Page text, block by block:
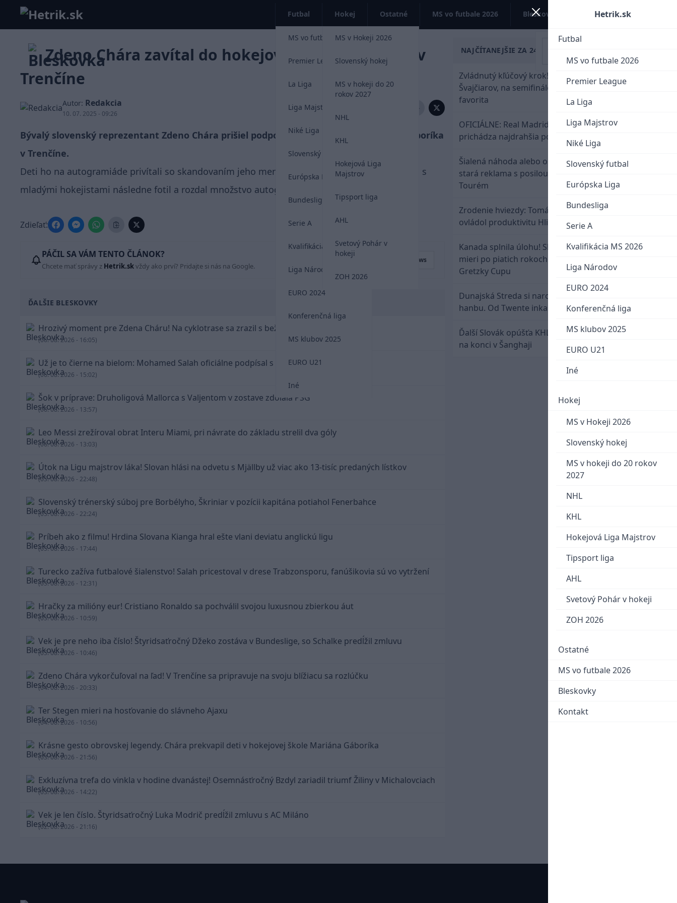
Futbal
MS vo futbale 2026
Premier League
La Liga
Liga Majstrov
Niké Liga
Slovenský futbal
Európska Liga
Bundesliga
Serie A
Kvalifikácia MS 2026
Liga Národov
EURO 2024
Konferenčná liga
MS klubov 2025
EURO U21
Iné
Hokej
MS v Hokeji 2026
Slovenský hokej
MS v hokeji do 20
rokov 2027
NHL
KHL
Hokejová Liga
Majstrov
Tipsport liga
AHL
Svetový Pohár v
hokeji
ZOH 2026
Ostatné MS vo futbale 2026 Bleskovky Kontakt
Hetrik.sk
Futbal
MS vo futbale 2026
Premier League
La Liga
Liga Majstrov
Niké Liga
Slovenský futbal
Európska Liga
Bundesliga
Serie A
Kvalifikácia MS 2026
Liga Národov
EURO 2024
Konferenčná liga
MS klubov 2025
EURO U21
Iné
Hokej
MS v Hokeji 2026
Slovenský hokej
MS v hokeji do 20 rokov
2027
NHL
KHL
Hokejová Liga Majstrov
Tipsport liga
AHL
Svetový Pohár v hokeji
ZOH 2026
Ostatné
MS vo futbale 2026
Bleskovky
Kontakt
Zdeno Chára zavítal do hokejovej školy Gáboríka v
Trenčíne
Autor: Redakcia
10. 07. 2025 - 09:26
Zdieľať:
Bývalý slovenský reprezentant Zdeno Chára prišiel podporiť hokejovú školu Mariána Gáboríka
v Trenčíne.
Deti ho na autogramiáde privítali so skandovaním jeho mena. Budúci člen Siene slávy NHL sa s
mladými hokejistami následne fotil a rozdal množstvo autogramov.
Zdieľať:
PÁČIL SA VÁM TENTO ČLÁNOK?
Chcete mať správy z Hetrik.skvždy ako prví? Pridajte si nás na Google.
Preferovaný zdroj Google News
ĎALŠIE BLESKOVKY
Hrozivý moment pre Zdena Cháru! Na cyklotrase sa zrazil s bežcom
(06. 08. 2026 - 16:05)
Už je to čierne na bielom: Mohamed Salah oficiálne podpísal s Trabzonsporom
(06. 08. 2026 - 15:02)
Šok v príprave: Druholigová Mallorca s Valjentom v zostave zdolala PSG
(06. 08. 2026 - 13:57)
Leo Messi zrežíroval obrat Interu Miami, pri návrate do základu strelil dva góly
(06. 08. 2026 - 13:03)
Útok na Ligu majstrov láka! Slovan hlási na odvetu s Mjällby už viac ako 13-tisíc predaných lístkov
(05. 08. 2026 - 22:48)
Slovenský trénerský súboj pre Borbélyho, Škriniar v pozícii kapitána potiahol Fenerbahce
(05. 08. 2026 - 22:24)
Príbeh ako z filmu! Hrdina Slovana Kianga hral ešte vlani deviatu anglickú ligu
(05. 08. 2026 - 17:44)
Turecko zažíva futbalové šialenstvo! Salah pricestoval v drese Trabzonsporu, fanúšikovia sú vo vytržení
(05. 08. 2026 - 12:31)
Hračky za milióny eur! Cristiano Ronaldo sa pochválil svojou luxusnou zbierkou áut
(05. 08. 2026 - 10:59)
Vek je pre neho iba číslo! Štyridsaťročný Džeko zostáva v Bundeslige, so Schalke predĺžil zmluvu
(05. 08. 2026 - 10:46)
Zdeno Chára vykorčuľoval na ľad! V Trenčíne sa pripravuje na svoju blížiacu sa rozlúčku
(04. 08. 2026 - 20:33)
Ter Stegen mieri na hosťovanie do slávneho Ajaxu
(04. 08. 2026 - 10:56)
Krásne gesto obrovskej legendy. Chára prekvapil deti v hokejovej škole Mariána Gáboríka
(03. 08. 2026 - 21:56)
Exkluzívna trefa do vinkla v hodine dvanástej! Osemnásťročný Bzdyl zariadil triumf Žiliny v Michalovciach
(03. 08. 2026 - 14:22)
Vek je len číslo. Štyridsaťročný Luka Modrič predĺžil zmluvu s AC Miláno
(02. 08. 2026 - 21:16)
NAJČÍTANEJŠIE ZA 24 HODÍN
Zvládnutý kľúčový krok! Osemnástka zdolala
Švajčiarov, na semifinále potrebuje pomoc
favorita
OFICIÁLNE: Real Madrid rozbil bank. Z Lipska
prichádza najdrahšia posila v klubovej histórii
Šialená náhoda alebo osud? Našla sa 11 rokov
stará reklama s posilou Slovana a trénerom
Tourém
Zrodenie hviezdy: Tomáš Selič zničil Švajčiarov a
ovládol produktivitu Hlinka Gretzky Cupu
Kanada splnila úlohu! Slovenská osemnástka
mieri po piatich rokoch do semifinále Hlinka
Gretzky Cupu
Dunajská Streda si narobila v Holandsku poriadnu
hanbu. Od Twente inkasovala poltucet
Ďalší Slovák opúšťa KHL. Patrik Rybár sa dohodol
na konci v Šanghaji